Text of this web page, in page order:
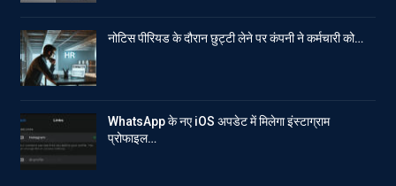
नोटिस पीरियड के दौरान छुट्टी लेने पर कंपनी ने कर्मचारी को…
WhatsApp के नए iOS अपडेट में मिलेगा इंस्टाग्राम
प्रोफाइल…